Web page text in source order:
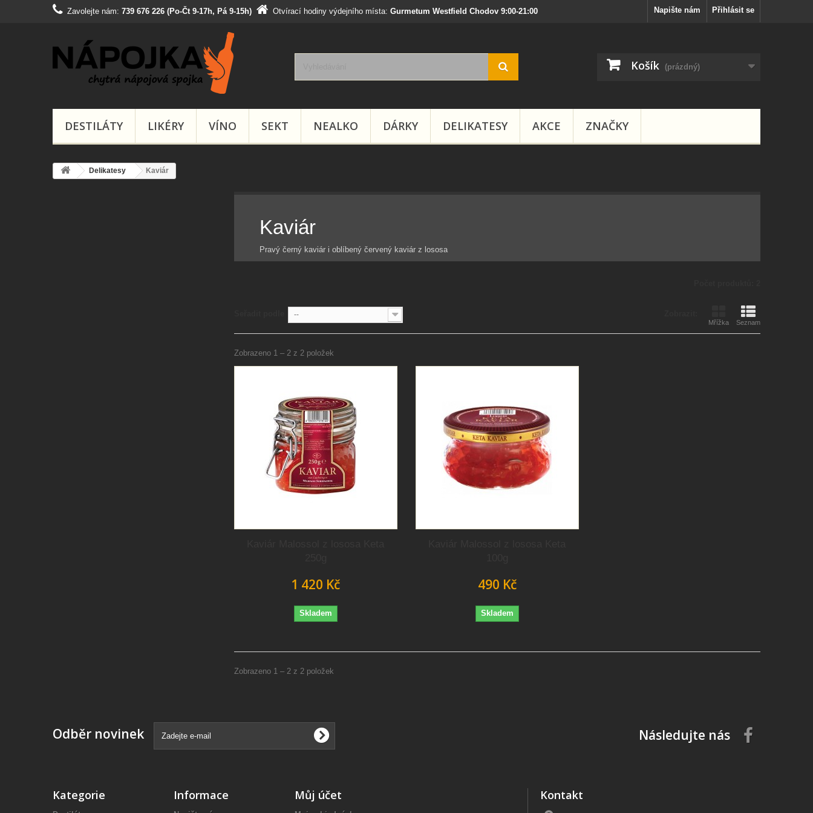
Přihlásit se
Napište nám
Zavolejte nám: 739 676 226 (Po-Čt 9-17h, Pá 9-15h) Otvírací hodiny výdejního místa: Gurmetum Westfield Chodov 9:00-21:00
Košík (prázdný)
DESTILÁTY LIKÉRY VÍNO SEKT NEALKO DÁRKY DELIKATESY AKCE ZNAČKY
Delikatesy Kaviár
Kaviár
Pravý černý kaviár i oblíbený červený kaviár z lososa
Mřížka Seznam
--
Zobrazeno 1 – 2 z 2 položek
1 420 Kč
Skladem
490 Kč
Skladem
Zobrazeno 1 – 2 z 2 položek
Odběr novinek Následujte nás
Kategorie Informace Můj účet Kontakt